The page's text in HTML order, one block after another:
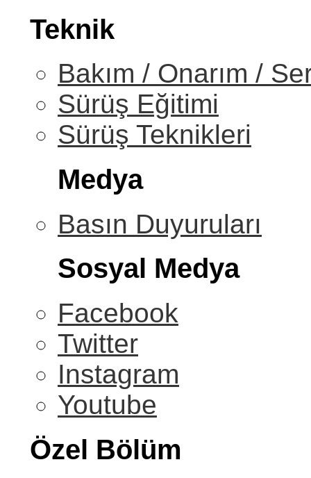
Teknik
Bakım / Onarım /
Sürüş Eğitimi
Sürüş Teknikleri
Medya
Basın Duyuruları
Sosyal Medya
Facebook
Twitter
Instagram
Youtube
Özel Bölüm